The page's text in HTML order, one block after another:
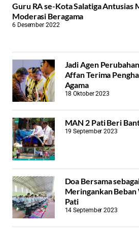
Guru RA se-Kota Salatiga Antusias
Moderasi Beragama
6 Desember 2022
Jadi Agen
Affan Terima
Agama
18 Oktober 2023
MAN 2 Pati Beri
19 September 2023
Doa Bersama
Meringankan Beban
Pati
14 September 2023